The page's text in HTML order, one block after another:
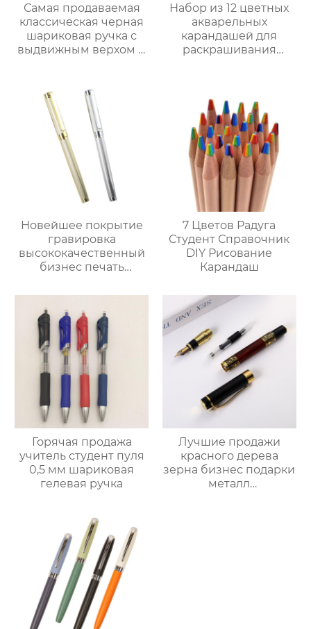
Самая продаваемая
классическая черная
шариковая ручка с
выдвижным верхом и
Набор из 12 цветных
акварельных
карандашей для
раскрашивания
Новейшее покрытие
гравировка
высококачественный
бизнес печать
перьевая ручка
7 Цветов Радуга
Студент Справочник
DIY Рисование
Карандаш
Горячая продажа
учитель студент пуля
0,5 мм шариковая
гелевая ручка
Лучшие продажи
красного дерева
зерна бизнес подарки
металл